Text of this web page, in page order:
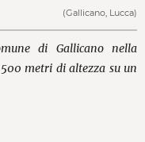
(Gallicano, Lucca)
di Gallicano nella
metri di altezza su un